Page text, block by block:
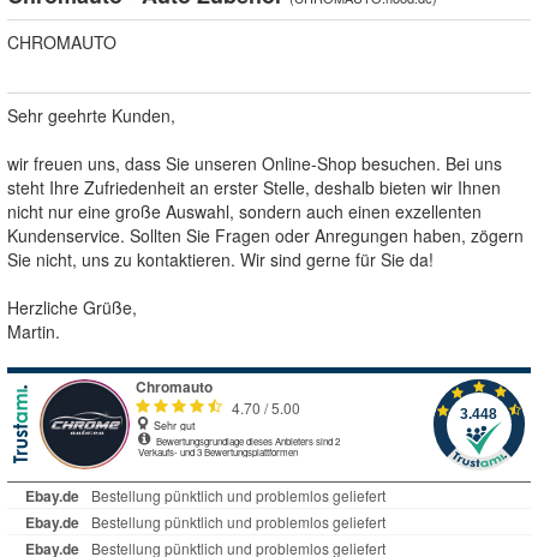
CHROMAUTO
Sehr geehrte Kunden,
wir freuen uns, dass Sie unseren Online-Shop besuchen. Bei uns
steht Ihre Zufriedenheit an erster Stelle, deshalb bieten wir Ihnen
nicht nur eine große Auswahl, sondern auch einen exzellenten
Kundenservice. Sollten Sie Fragen oder Anregungen haben, zögern
Sie nicht, uns zu kontaktieren. Wir sind gerne für Sie da!
Herzliche Grüße,
Martin.